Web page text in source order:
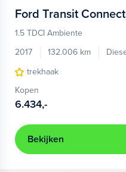
Ford Transit Connect
1.5 TDCI Ambiente
2017
132.006 km
trekhaak
Kopen
6.434,-
Bekijken